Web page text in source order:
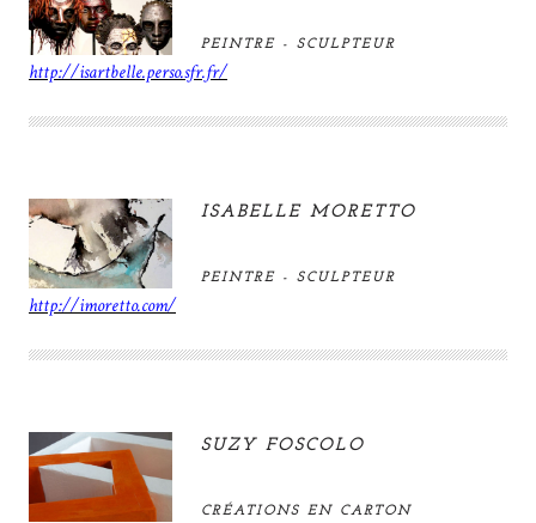
PEINTRE - SCULPTEUR
http://isartbelle.perso.sfr.fr/
ISABELLE MORETTO
PEINTRE - SCULPTEUR
http://imoretto.com/
SUZY FOSCOLO
CRÉATIONS EN CARTON